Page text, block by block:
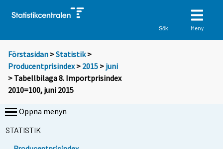
Sök Meny
Förstasidan >Statistik >
Producentprisindex> 2015 > juni
> Tabellbilaga 8. Importprisindex
2010=100, juni 2015
Öppna menyn
STATISTIK